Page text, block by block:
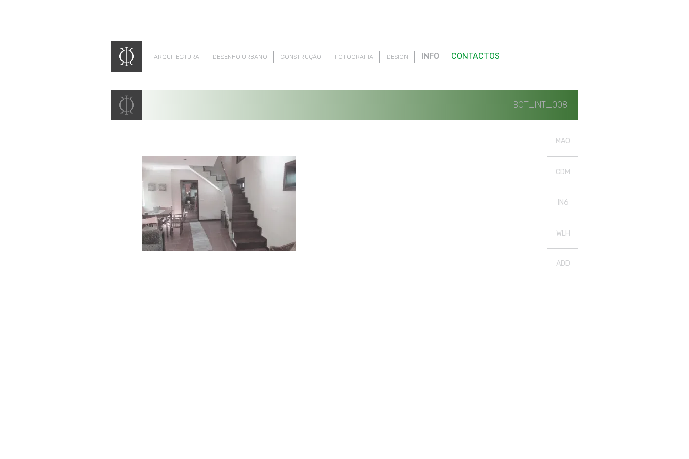
ARQUITECTURA DESENHO URBANO CONSTRUÇÃO FOTOGRAFIA DESIGN INFO CONTACTOS
BGT_INT_008
MAO
CDM
IN6
WLH
ADD